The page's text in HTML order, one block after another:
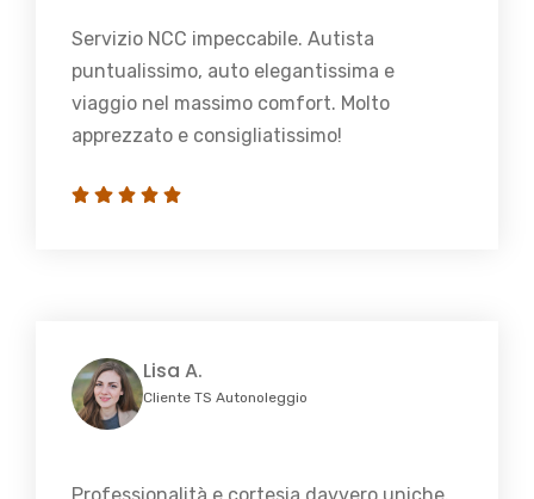
Servizio NCC impeccabile. Autista
puntualissimo, auto elegantissima e
viaggio nel massimo comfort. Molto
apprezzato e consigliatissimo!
Lisa A.
Cliente TS Autonoleggio
Professionalità e cortesia davvero uniche.